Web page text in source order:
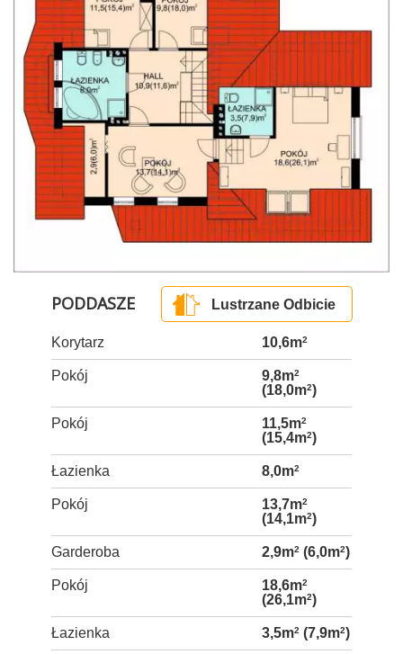
PODDASZE Lustrzane Odbicie
Korytarz 10,6m2
Pokój 9,8m2
(18,0m2)
Pokój 11,5m2
(15,4m2)
Łazienka 8,0m2
Pokój 13,7m2
(14,1m2)
Garderoba 2,9m2(6,0m2)
Pokój 18,6m2
(26,1m2)
Łazienka 3,5m2(7,9m2)